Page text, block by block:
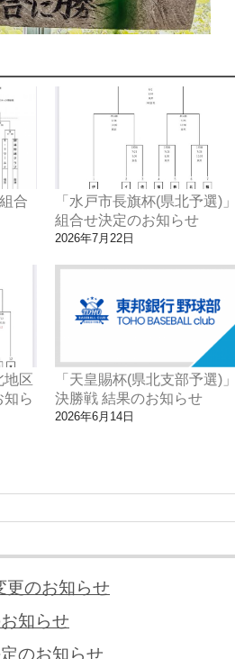
合
「水戸市長旗杯(県北予選)」
組合せ決定のお知らせ
2026年7月22日
地区
知ら
「天皇賜杯(県北支部予選)」
決勝戦 結果のお知らせ
2026年6月14日
更のお知らせ
知らせ
のお知らせ